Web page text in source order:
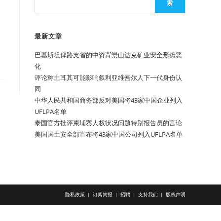
索
最新文章
巴基斯坦俾路支省的中资背景山达克矿业安全形势恶
化
评论称土耳其可能影响叙利亚维吾尔人下一代身份认
同
中华人民共和国商务部反对美国将43家中国企业列入
UFLPA名单
泰国官方批评柬埔寨人权状况问题特别报告员的言论
美国国土安全部宣布将43家中国公司列入UFLPA名单
隐私政策 订阅简报 招聘 支持我们 版权声明